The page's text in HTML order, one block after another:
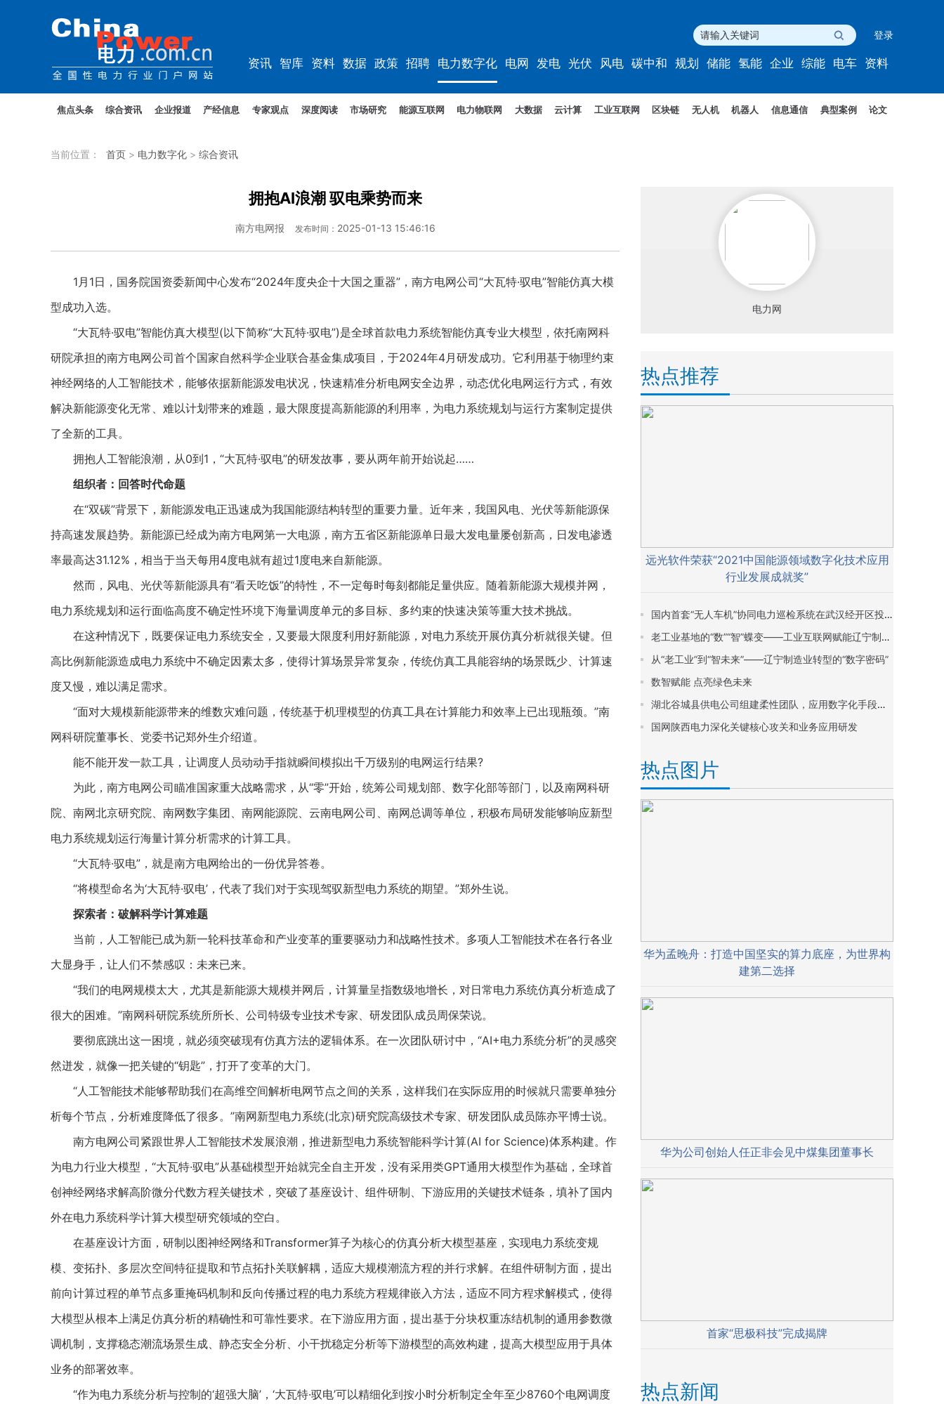
登录
资讯 智库 资料 数据 政策 招聘 电力数字化 电网 发电 光伏 风电 碳中和 规划 储能 氢能 企业 综能 电车 资料
焦点头条 综合资讯 企业报道 产经信息 专家观点 深度阅读 市场研究 能源互联网 电力物联网 大数据 云计算 工业互联网 区块链 无人机 机器人 信息通信 典型案例 论文
当前位置： 首页 > 电力数字化 > 综合资讯
拥抱AI浪潮 驭电乘势而来
南方电网报 发布时间： 2025-01-13 15:46:16
1月1日，国务院国资委新闻中心发布“2024年度央企十大国之重器”，南方电网公司“大瓦特·驭电”智能仿真大模
型成功入选。
“大瓦特·驭电”智能仿真大模型(以下简称“大瓦特·驭电”)是全球首款电力系统智能仿真专业大模型，依托南网科
研院承担的南方电网公司首个国家自然科学企业联合基金集成项目，于2024年4月研发成功。它利用基于物理约束
神经网络的人工智能技术，能够依据新能源发电状况，快速精准分析电网安全边界，动态优化电网运行方式，有效
解决新能源变化无常、难以计划带来的难题，最大限度提高新能源的利用率，为电力系统规划与运行方案制定提供
了全新的工具。
拥抱人工智能浪潮，从0到1，“大瓦特·驭电”的研发故事，要从两年前开始说起……
组织者：回答时代命题
在“双碳”背景下，新能源发电正迅速成为我国能源结构转型的重要力量。近年来，我国风电、光伏等新能源保
持高速发展趋势。新能源已经成为南方电网第一大电源，南方五省区新能源单日最大发电量屡创新高，日发电渗透
率最高达31.12%，相当于当天每用4度电就有超过1度电来自新能源。
然而，风电、光伏等新能源具有“看天吃饭”的特性，不一定每时每刻都能足量供应。随着新能源大规模并网，
电力系统规划和运行面临高度不确定性环境下海量调度单元的多目标、多约束的快速决策等重大技术挑战。
在这种情况下，既要保证电力系统安全，又要最大限度利用好新能源，对电力系统开展仿真分析就很关键。但
高比例新能源造成电力系统中不确定因素太多，使得计算场景异常复杂，传统仿真工具能容纳的场景既少、计算速
度又慢，难以满足需求。
“面对大规模新能源带来的维数灾难问题，传统基于机理模型的仿真工具在计算能力和效率上已出现瓶颈。”南
网科研院董事长、党委书记郑外生介绍道。
能不能开发一款工具，让调度人员动动手指就瞬间模拟出千万级别的电网运行结果?
为此，南方电网公司瞄准国家重大战略需求，从“零”开始，统筹公司规划部、数字化部等部门，以及南网科研
院、南网北京研究院、南网数字集团、南网能源院、云南电网公司、南网总调等单位，积极布局研发能够响应新型
电力系统规划运行海量计算分析需求的计算工具。
“大瓦特·驭电”，就是南方电网给出的一份优异答卷。
“将模型命名为‘大瓦特·驭电’，代表了我们对于实现驾驭新型电力系统的期望。”郑外生说。
探索者：破解科学计算难题
当前，人工智能已成为新一轮科技革命和产业变革的重要驱动力和战略性技术。多项人工智能技术在各行各业
大显身手，让人们不禁感叹：未来已来。
“我们的电网规模太大，尤其是新能源大规模并网后，计算量呈指数级地增长，对日常电力系统仿真分析造成了
很大的困难。”南网科研院系统所所长、公司特级专业技术专家、研发团队成员周保荣说。
要彻底跳出这一困境，就必须突破现有仿真方法的逻辑体系。在一次团队研讨中，“AI+电力系统分析”的灵感突
然迸发，就像一把关键的“钥匙”，打开了变革的大门。
“人工智能技术能够帮助我们在高维空间解析电网节点之间的关系，这样我们在实际应用的时候就只需要单独分
析每个节点，分析难度降低了很多。”南网新型电力系统(北京)研究院高级技术专家、研发团队成员陈亦平博士说。
南方电网公司紧跟世界人工智能技术发展浪潮，推进新型电力系统智能科学计算(AI for Science)体系构建。作
为电力行业大模型，“大瓦特·驭电”从基础模型开始就完全自主开发，没有采用类GPT通用大模型作为基础，全球首
创神经网络求解高阶微分代数方程关键技术，突破了基座设计、组件研制、下游应用的关键技术链条，填补了国内
外在电力系统科学计算大模型研究领域的空白。
在基座设计方面，研制以图神经网络和Transformer算子为核心的仿真分析大模型基座，实现电力系统变规
模、变拓扑、多层次空间特征提取和节点拓扑关联解耦，适应大规模潮流方程的并行求解。在组件研制方面，提出
前向计算过程的单节点多重掩码机制和反向传播过程的电力系统方程规律嵌入方法，适应不同方程求解模式，使得
大模型从根本上满足仿真分析的精确性和可靠性要求。在下游应用方面，提出基于分块权重冻结机制的通用参数微
调机制，支撑稳态潮流场景生成、静态安全分析、小干扰稳定分析等下游模型的高效构建，提高大模型应用于具体
业务的部署效率。
“作为电力系统分析与控制的‘超强大脑’，‘大瓦特·驭电’可以精细化到按小时分析制定全年至少8760个电网调度
电力网
热点推荐
远光软件荣获“2021中国能源领域数字化技术应用
行业发展成就奖”
国内首套“无人车机”协同电力巡检系统在武汉经开区投入试运行
老工业基地的“数”“智”蝶变——工业互联网赋能辽宁制造业转型升级观察
从“老工业”到“智未来”——辽宁制造业转型的“数字密码”
数智赋能 点亮绿色未来
湖北谷城县供电公司组建柔性团队，应用数字化手段提升线损管理质效
国网陕西电力深化关键核心攻关和业务应用研发
热点图片
华为孟晚舟：打造中国坚实的算力底座，为世界构
建第二选择
华为公司创始人任正非会见中煤集团董事长
首家“思极科技”完成揭牌
热点新闻